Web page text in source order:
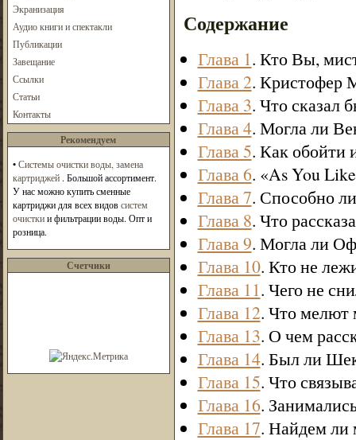
Экранизация
Аудио книги и спектакли
Публикации
Завещание
Ссылки
Статьи
Контакты
Рекомендуем
•Системы очистки воды, замена
картриджей. Большой ассортимент.
У нас можно купить сменные
картриджи для всех видовсистем
очисткии фильтрации воды. Опт и
розница.
Счетчики
Содержание
Глава 1. Кто Вы,
Глава 2. Кристофер
Глава 3. Что сказал
Глава 4. Могла ли
Глава 5. Как обойти
Глава 6. «As You
Глава 7. Способно
Глава 8. Что
Глава 9. Могла ли
Глава 10. Кто не
Глава 11. Чего не
Глава 12. Что мелют
Глава 13. О чем
Глава 14. Был ли
Глава 15. Что
Глава 16.
Глава 17. Найдем ли